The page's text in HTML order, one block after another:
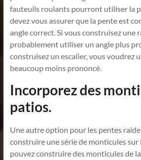
fauteuils roulants pourront utiliser la
devez vous assurer que la pente est
angle correct. Si vous construisez une
probablement utiliser un angle plus
construisez un escalier, vous voudrez
beaucoup moins prononcé.
Incorporez des
patios.
Une autre option pour les pentes
construire une série de monticules sur
pouvez construire des monticules de